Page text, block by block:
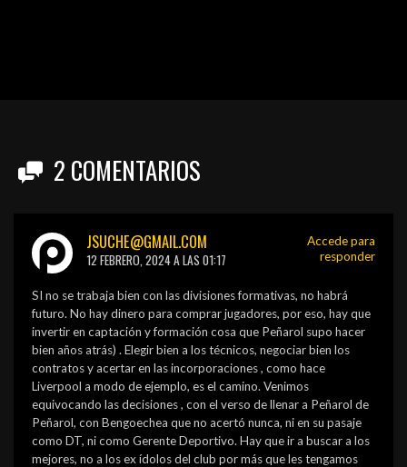
2 COMENTARIOS
JSUCHE@GMAIL.COM
12 FEBRERO, 2024 A LAS 01:17
SI no se trabaja bien con las divisiones formativas, no habrá
futuro. No hay dinero para comprar jugadores, por eso, hay que
invertir en captación y formación cosa que Peñarol supo hacer
bien años atrás) . Elegir bien a los técnicos, negociar bien los
contratos y acertar en las incorporaciones , como hace
Liverpool a modo de ejemplo, es el camino. Venimos
equivocando las decisiones , con el verso de llenar a Peñarol de
Peñarol, con Bengoechea que no acertó nunca, ni en su pasaje
como DT, ni como Gerente Deportivo. Hay que ir a buscar a los
mejores, no a los ex ídolos del club por más que les tengamos
Accede para
responder